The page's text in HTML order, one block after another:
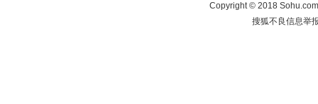
Copyright©2018
搜狐不良信息举